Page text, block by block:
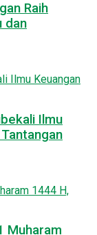
Raih
dan
Ilmu
Muharam